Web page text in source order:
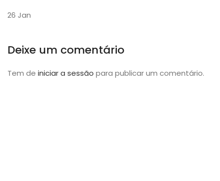
26 Jan
Deixe um comentário
Tem de iniciar a sessão para publicar um comentário.